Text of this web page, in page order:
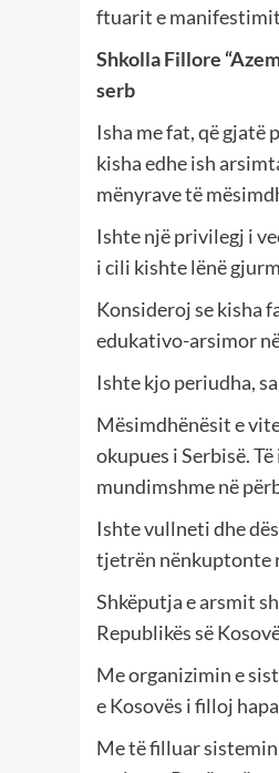
ftuarit e manifestimit
Shkolla Fillore
serb
Isha me fat, që gjatë
kisha edhe ish
mënyrave të
Ishte një privilegj i
i cili kishte lënë
Konsideroj se kisha
edukativo-arsimor
Ishte kjo periudha,
Mësimdhënësit e
okupues i Serbisë.
mundimshme në
Ishte vullneti dhe
tjetrën nënkuptonte
Shkëputja e arsmit
Republikës së
Me organizimin e
e Kosovës i filloj
Me të filluar